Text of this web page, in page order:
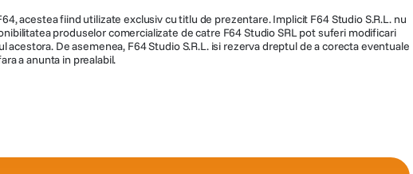
acestea fiind utilizate exclusiv cu titlu de prezentare. Implicit F64 Studio S.R.L. nu
produselor comercializate de catre F64 Studio SRL pot suferi modificari
De asemenea, F64 Studio S.R.L. isi rezerva dreptul de a corecta eventuale
a anunta in prealabil.